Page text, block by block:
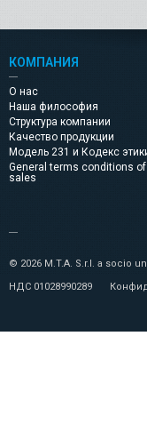
КОМПАНИЯ
О нас
Наша философия
Структура компании
Качество продукции
Модель 231 и Кодекс
General terms conditions of
sales
© 2026 M.T.A. S.r.l. a socio
НДС 01028990289